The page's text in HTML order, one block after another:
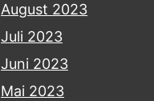
August 2023
Juli 2023
Juni 2023
Mai 2023